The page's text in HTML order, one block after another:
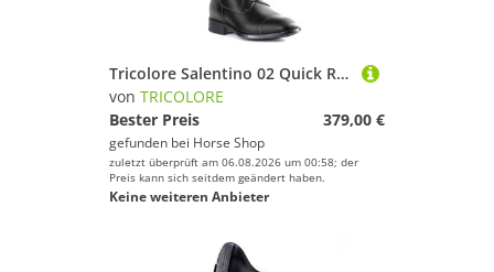
Tricolore Salentino 02 Quick Reitstiefel by DeNiro
von TRICOLORE
Bester Preis
379,00 €
gefunden bei Horse Shop
zuletzt überprüft am 06.08.2026 um 00:58; der
Preis kann sich seitdem geändert haben.
Keine weiteren Anbieter